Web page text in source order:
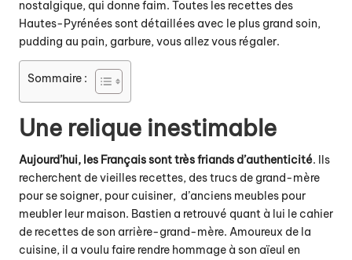
nostalgique, qui donne faim. Toutes les recettes des
Hautes-Pyrénées sont détaillées avec le plus grand soin,
pudding au pain, garbure, vous allez vous régaler.
Sommaire :
Une relique inestimable
Aujourd’hui, les Français sont très friands d’authenticité. Ils
recherchent de vieilles recettes, des trucs de grand-mère
pour se soigner, pour cuisiner, d’anciens meubles pour
meubler leur maison. Bastien a retrouvé quant à lui le cahier
de recettes de son arrière-grand-mère. Amoureux de la
cuisine, il a voulu faire rendre hommage à son aïeul en